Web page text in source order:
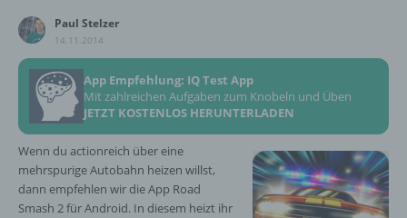
Paul Stelzer
14.11.2014
App Empfehlung: IQ Test App
Mit zahlreichen Aufgaben zum Knobeln und Üben
JETZT KOSTENLOS HERUNTERLADEN
Wenn du actionreich über eine
mehrspurige Autobahn heizen willst,
dann empfehlen wir die App Road
Smash 2 für Android. In diesem heizt ihr